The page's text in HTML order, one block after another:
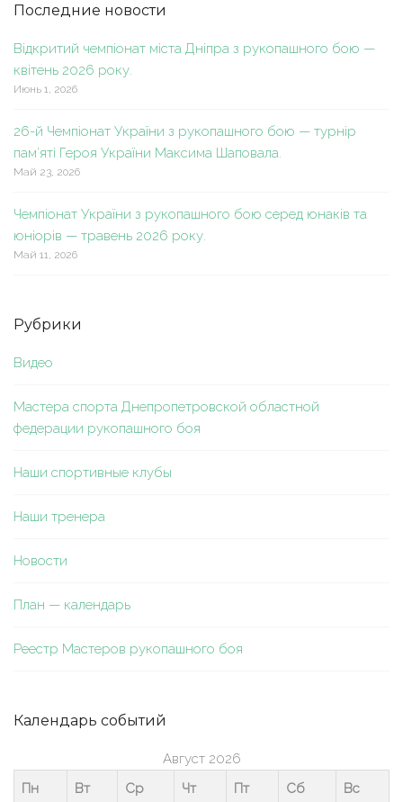
Последние новости
Відкритий чемпіонат міста Дніпра з рукопашного бою —
квітень 2026 року.
Июнь 1, 2026
26-й Чемпіонат України з рукопашного бою — турнір
пам’яті Героя України Максима Шаповала.
Май 23, 2026
Чемпіонат України з рукопашного бою серед юнаків та
юніорів — травень 2026 року.
Май 11, 2026
Рубрики
Видео
Мастера спорта Днепропетровской областной
федерации рукопашного боя
Наши спортивные клубы
Наши тренера
Новости
План — календарь
Реестр Мастеров рукопашного боя
Календарь событий
Август 2026
Пн
Вт Ср Чт Пт Сб Вс